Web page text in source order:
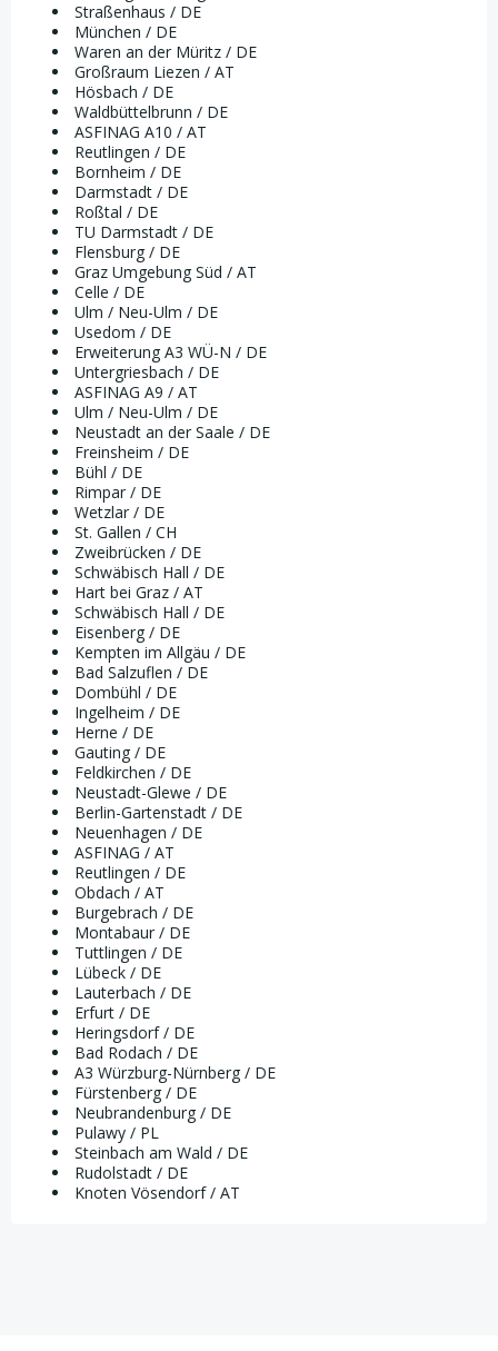
Straßenhaus / DE
München / DE
Waren an der Müritz / DE
Großraum Liezen / AT
Hösbach / DE
Waldbüttelbrunn / DE
ASFINAG A10 / AT
Reutlingen / DE
Bornheim / DE
Darmstadt / DE
Roßtal / DE
TU Darmstadt / DE
Flensburg / DE
Graz Umgebung Süd / AT
Celle / DE
Ulm / Neu-Ulm / DE
Usedom / DE
Erweiterung A3 WÜ-N / DE
Untergriesbach / DE
ASFINAG A9 / AT
Ulm / Neu-Ulm / DE
Neustadt an der Saale / DE
Freinsheim / DE
Bühl / DE
Rimpar / DE
Wetzlar / DE
St. Gallen / CH
Zweibrücken / DE
Schwäbisch Hall / DE
Hart bei Graz / AT
Schwäbisch Hall / DE
Eisenberg / DE
Kempten im Allgäu / DE
Bad Salzuflen / DE
Dombühl / DE
Ingelheim / DE
Herne / DE
Gauting / DE
Feldkirchen / DE
Neustadt-Glewe / DE
Berlin-Gartenstadt / DE
Neuenhagen / DE
ASFINAG / AT
Reutlingen / DE
Obdach / AT
Burgebrach / DE
Montabaur / DE
Tuttlingen / DE
Lübeck / DE
Lauterbach / DE
Erfurt / DE
Heringsdorf / DE
Bad Rodach / DE
A3 Würzburg-Nürnberg / DE
Fürstenberg / DE
Neubrandenburg / DE
Pulawy / PL
Steinbach am Wald / DE
Rudolstadt / DE
Knoten Vösendorf / AT